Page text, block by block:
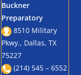
Buckner
Preparatory
8510 Military
Pkwy., Dallas, TX
75227
(214) 545 – 6552